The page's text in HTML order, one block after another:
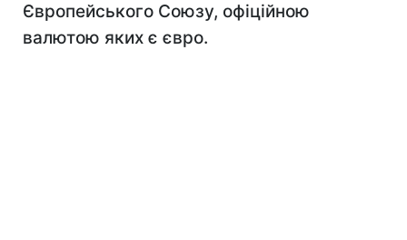
Європейського Союзу, офіційною
валютою яких є євро.